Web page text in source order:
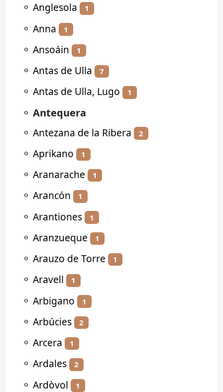
⚬ Anglesola 1
⚬ Anna 1
⚬ Ansoáin 1
⚬ Antas de Ulla 7
⚬ Antas de Ulla, Lugo 1
⚬ Antequera
⚬ Antezana de la Ribera 2
⚬ Aprikano 1
⚬ Aranarache 1
⚬ Arancón 1
⚬ Arantiones 1
⚬ Aranzueque 1
⚬ Arauzo de Torre 1
⚬ Aravell 1
⚬ Arbigano 1
⚬ Arbúcies 2
⚬ Arcera 1
⚬ Ardales 2
⚬ Ardòvol 1